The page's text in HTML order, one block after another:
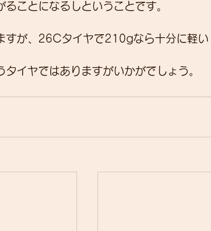
ことになるしということです。
すが、26Cタイヤで210gなら十分に軽い
イヤではありますがいかがでしょう。